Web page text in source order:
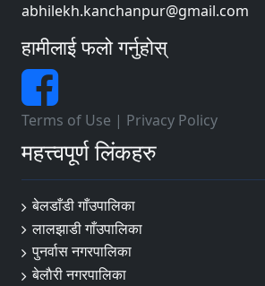
abhilekh.kanchanpur@gmail.com
हामीलाई फलो गर्नुहोस्
Terms of Use | Privacy Policy
महत्त्वपूर्ण लिंकहरु
बेलडाँडी गाँउपालिका
लालझाडी गाँउपालिका
पुनर्वास नगरपालिका
बेलाैरी नगरपालिका